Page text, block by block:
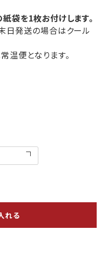
袋を1枚お付けします。
日発送の場合はクール
温便となります。
れる